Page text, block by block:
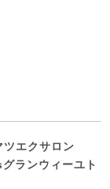
エクサロン
ランウィーユト